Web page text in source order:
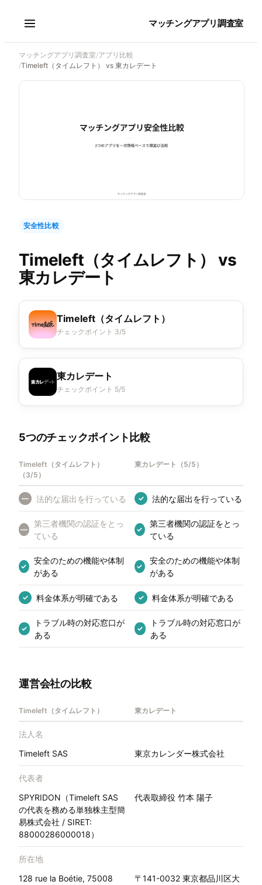
マッチングアプリ調査室
マッチングアプリ調査室/アプリ比較
/Timeleft（タイムレフト） vs 東カレデート
安全性比較
Timeleft（タイムレフト）
vs
東カレデート
Timeleft（タイムレフト）
チェックポイント 3/5
東カレデート
チェックポイント 5/5
5つのチェックポイント比較
Timeleft（タイムレフト）
（3/5 ）
東カレデート （5/5 ）
— 法的な届出を行っている ✓ 法的な届出を行っている
—
第三者機関の認証をとっ
ている
✓
第三者機関の認証をとっ
ている
✓
安全のための機能や体制
がある
✓
安全のための機能や体制
がある
✓ 料金体系が明確である ✓ 料金体系が明確である
✓
トラブル時の対応窓口が
ある
✓
トラブル時の対応窓口が
ある
運営会社の比較
Timeleft（タイムレフト） 東カレデート
法人名
Timeleft SAS
東京カレンダー株式会社
代表者
SPYRIDON（Timeleft SAS
の代表を務める単独株主型簡
易株式会社 / SIRET:
88000286000018）
代表取締役 竹本 陽子
所在地
128 rue la Boétie, 75008
〒141-0032 東京都品川区大